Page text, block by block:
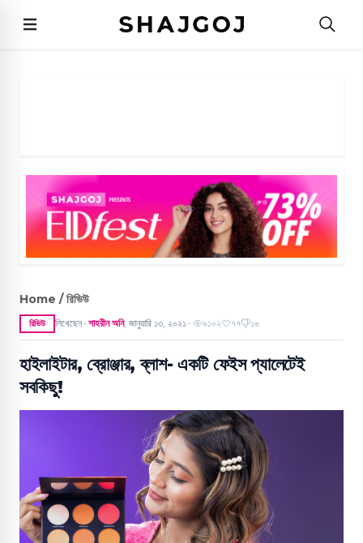
Home / রিভিউ
রিভিউ লিখেছেন ● শাহরীন অনি, জানুয়ারি ১৩, ২০২১ ● ৯১০২ ৭৭ ১৬
হাইলাইটার, ব্রোঞ্জার, ব্লাশ- একটি ফেইস প্যালেটেই
সবকিছু!